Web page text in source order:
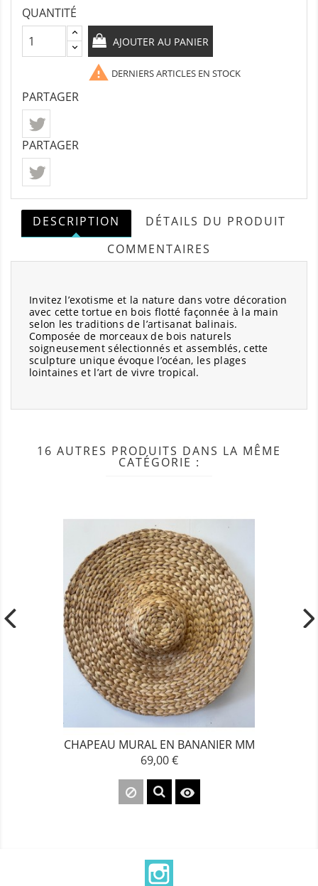
QUANTITÉ
AJOUTER AU PANIER
 DERNIERS ARTICLES EN STOCK
PARTAGER
PARTAGER
DESCRIPTION
DÉTAILS DU PRODUIT
COMMENTAIRES
Invitez l’exotisme et la nature dans votre décoration
avec cette tortue en bois flotté façonnée à la main
selon les traditions de l’artisanat balinais.
Composée de morceaux de bois naturels
soigneusement sélectionnés et assemblés, cette
sculpture unique évoque l’océan, les plages
lointaines et l’art de vivre tropical.
16 AUTRES PRODUITS DANS LA MÊME
CATÉGORIE :
CHAPEAU MURAL EN BANANIER MM
Prix
69,00 €
